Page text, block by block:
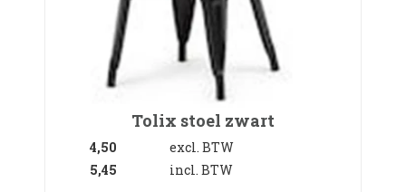
Tolix stoel zwart
4,50
excl. BTW
5,45
incl. BTW